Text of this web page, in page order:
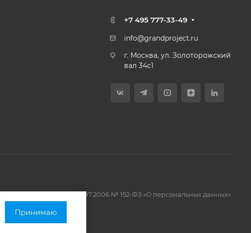
+7 495 777-33-49
info@grandproject.ru
г. Москва, ул. Золоторожский
вал 34с1
законом от 27.07.2006 № 152-ФЗ «О персональных данных».
Принимаю